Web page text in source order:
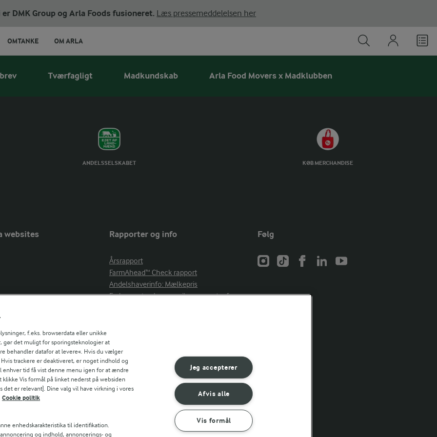
er DMK Group og Arla Foods fusioneret. Læs pressemeddelelsen her
OMTANKE OM ARLA
Tværfagligt Madkundskab Arla Food Movers x Madklubben
undervisningsmateriale
ANDELSSELSKABET KØB MERCHANDISE
websites Rapporter og info
Årsrapport
FarmAhead™ Check rapport
Andelshaverinfo: Mælkepris
Fødevarestyrelsens smiley-rapporter for
Fødevarestyrelsens smiley-rapporter for
Lurpak PB
Følg
Betingelser for brug Håndtering af personlige oplysninger
f.eks. browserdata eller unikke
gør det muligt for sporingsteknologier at
behandler datafor at levere«. Hvis du vælger
trackere er deaktiveret, er noget indhold og
enhver tid få vist denne menu igen for at ændre
Vis formål på linket nederst på websiden
er relevant]. Dine valg vil have virkning i vores
Cookie politik
enhedskarakteristika til identifikation.
og indhold, annoncerings- og
Jeg accepterer
Afvis alle
Vis formål